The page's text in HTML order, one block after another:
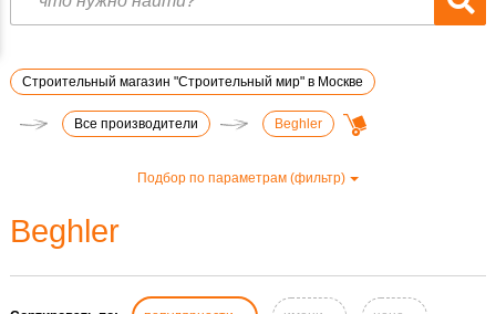
Строительный магазин "Строительный мир" в Москве
Все производители Beghler
Подбор по параметрам (фильтр)
Beghler